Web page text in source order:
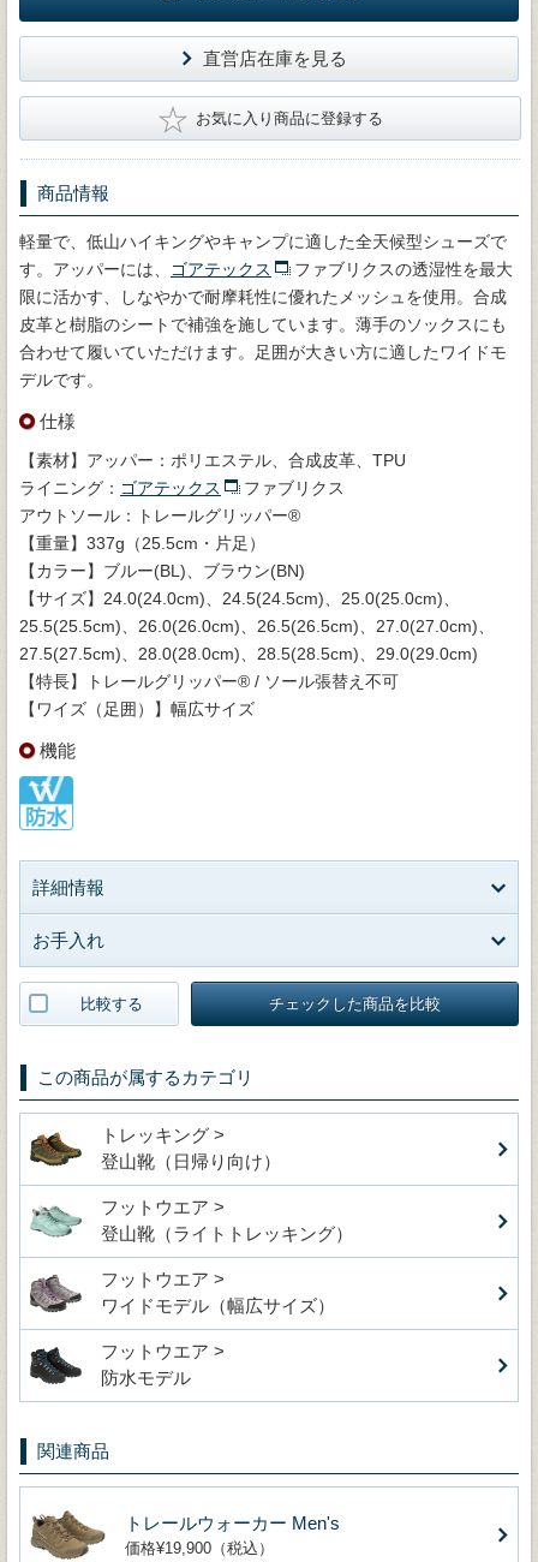
直営店在庫を見る
★ お気に入り商品に登録する
商品情報
軽量で、低山ハイキングやキャンプに適した全天候型シューズで
す。アッパーには、
ゴアテックス
ファブリクスの透湿性を最大
限に活かす、しなやかで耐摩耗性に優れたメッシュを使用。合成
皮革と樹脂のシートで補強を施しています。薄手のソックスにも
合わせて履いていただけます。足囲が大きい方に適したワイドモ
デルです。
仕様
【素材】アッパー：ポリエステル、合成皮革、TPU
ライニング： ゴアテックス
ファブリクス
アウトソール：トレールグリッパー®
【重量】337g（25.5cm・片足）
【カラー】ブルー(BL)、ブラウン(BN)
【サイズ】24.0(24.0cm)、24.5(24.5cm)、25.0(25.0cm)、
25.5(25.5cm)、26.0(26.0cm)、26.5(26.5cm)、27.0(27.0cm)、
27.5(27.5cm)、28.0(28.0cm)、28.5(28.5cm)、29.0(29.0cm)
【特長】トレールグリッパー® / ソール張替え不可
【ワイズ（足囲）】幅広サイズ
機能
詳細情報
お手入れ
比較する チェックした商品を比較
この商品が属するカテゴリ
トレッキング >
登山靴（日帰り向け）
フットウエア >
登山靴（ライトトレッキング）
フットウエア >
ワイドモデル（幅広サイズ）
フットウエア >
防水モデル
関連商品
トレールウォーカー Men's
価格¥19,900（税込）